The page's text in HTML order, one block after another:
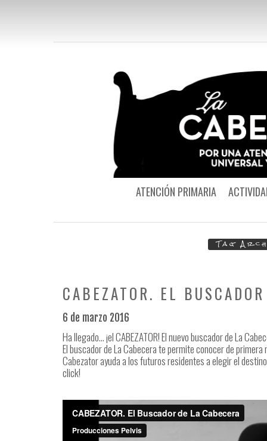
ATENCIÓN PRIMARIA
Tag
CABEZATOR. EL
6 de marzo 2016
Ha llegado… ¡el CABEZATOR! El nuevo buscador de La
El buscador de La Cabecera te permite conocer de
Cabezator ayuda a los futuros residentes a elegir el
click!